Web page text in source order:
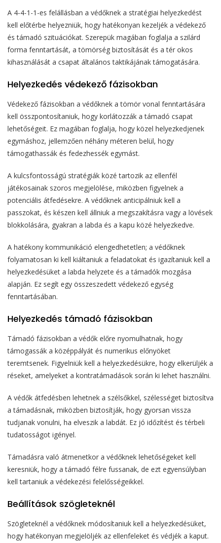
A 4-4-1-1-es felállásban a védőknek a stratégiai helyezkedést
kell előtérbe helyezniük, hogy hatékonyan kezeljék a védekező
és támadó szituációkat. Szerepük magában foglalja a szilárd
forma fenntartását, a tömörség biztosítását és a tér okos
kihasználását a csapat általános taktikájának támogatására.
Helyezkedés védekező fázisokban
Védekező fázisokban a védőknek a tömör vonal fenntartására
kell összpontosítaniuk, hogy korlátozzák a támadó csapat
lehetőségeit. Ez magában foglalja, hogy közel helyezkedjenek
egymáshoz, jellemzően néhány méteren belül, hogy
támogathassák és fedezhessék egymást.
A kulcsfontosságú stratégiák közé tartozik az ellenfél
játékosainak szoros megjelölése, miközben figyelnek a
potenciális átfedésekre. A védőknek anticipálniuk kell a
passzokat, és készen kell állniuk a megszakításra vagy a lövések
blokkolására, gyakran a labda és a kapu közé helyezkedve.
A hatékony kommunikáció elengedhetetlen; a védőknek
folyamatosan ki kell kiáltaniuk a feladatokat és igazítaniuk kell a
helyezkedésüket a labda helyzete és a támadók mozgása
alapján. Ez segít egy összeszedett védekező egység
fenntartásában.
Helyezkedés támadó fázisokban
Támadó fázisokban a védők előre nyomulhatnak, hogy
támogassák a középpályát és numerikus előnyöket
teremtsenek. Figyelniük kell a helyezkedésükre, hogy elkerüljék a
réseket, amelyeket a kontratámadások során ki lehet használni.
A védők átfedésben lehetnek a szélsőkkel, szélességet biztosítva
a támadásnak, miközben biztosítják, hogy gyorsan vissza
tudjanak vonulni, ha elveszik a labdát. Ez jó időzítést és térbeli
tudatosságot igényel.
Támadásra való átmenetkor a védőknek lehetőségeket kell
keresniük, hogy a támadó félre fussanak, de ezt egyensúlyban
kell tartaniuk a védekezési felelősségeikkel.
Beállítások szögleteknél
Szögleteknél a védőknek módosítaniuk kell a helyezkedésüket,
hogy hatékonyan megjelöljék az ellenfeleket és védjék a kaput.